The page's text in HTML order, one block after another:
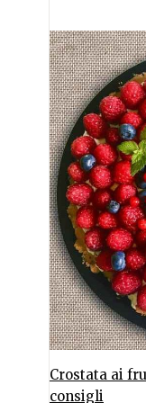
Crostata ai
consigli